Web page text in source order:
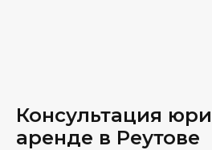
Консультация юри
аренде в Реутове